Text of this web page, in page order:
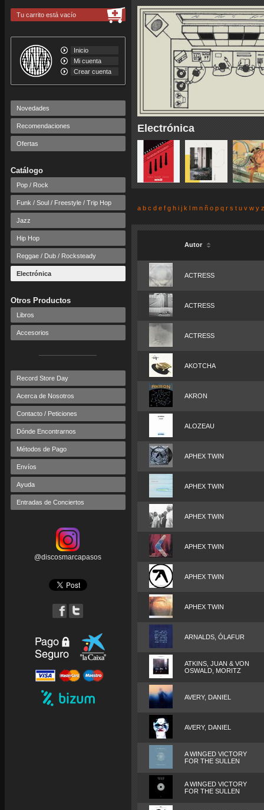
Electrónica
Tu carrito está vacío
Inicio
Mi cuenta
Crear cuenta
Novedades
Recomendaciones
Ofertas
Catálogo
Pop / Rock
Funk / Soul / Freestyle / Trip Hop
Jazz
Hip Hop
Reggae / Dub / Rocksteady
Electrónica
Otros Productos
Libros
Accesorios
Record Store Day
Acerca de Nosotros
Contacto / Peticiones
Dónde Encontrarnos
Métodos de Pago
Envíos
Ayuda
Entradas de Conciertos
@discosmarcapasos
a b c d e f g h i j k l m n ñ o p q r s t u v w y z
Autor
ACTRESS
ACTRESS
ACTRESS
AKOTCHA
AKRON
ALOZEAU
APHEX TWIN
APHEX TWIN
APHEX TWIN
APHEX TWIN
APHEX TWIN
APHEX TWIN
ARNALDS, ÓLAFUR
ATKINS, JUAN & VON
OSWALD, MORITZ
AVERY, DANIEL
AVERY, DANIEL
A WINGED VICTORY
FOR THE SULLEN
A WINGED VICTORY
FOR THE SULLEN